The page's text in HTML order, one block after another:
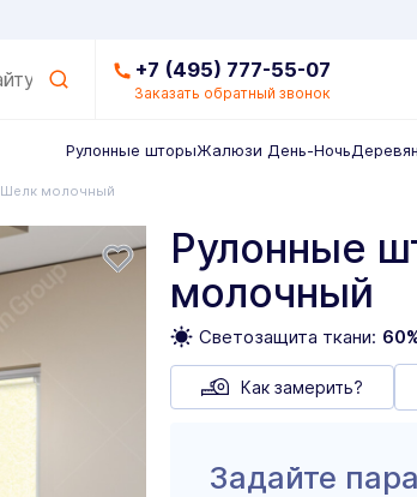
+7 (495) 777-55-07
Заказать обратный звонок
Рулонные шторыЖалюзи День-Ночь
Шелк молочный
Рулонные
молочный
Светозащита ткани:
Как замерить?
Задайте